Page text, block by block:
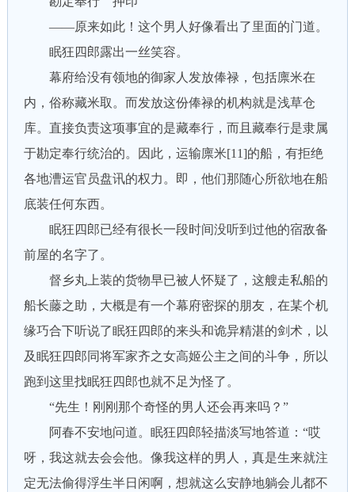
——原来如此！这个男人好像看出了里面的门道。
眠狂四郎露出一丝笑容。
幕府给没有领地的御家人发放俸禄，包括廪米在
内，俗称藏米取。而发放这份俸禄的机构就是浅草仓
库。直接负责这项事宜的是藏奉行，而且藏奉行是隶属
于勘定奉行统治的。因此，运输廪米[11]的船，有拒绝
各地漕运官员盘讯的权力。即，他们那随心所欲地在船
底装任何东西。
眠狂四郎已经有很长一段时间没听到过他的宿敌备
前屋的名字了。
督乡丸上装的货物早已被人怀疑了，这艘走私船的
船长藤之助，大概是有一个幕府密探的朋友，在某个机
缘巧合下听说了眠狂四郎的来头和诡异精湛的剑术，以
及眠狂四郎同将军家齐之女高姬公主之间的斗争，所以
跑到这里找眠狂四郎也就不足为怪了。
“先生！刚刚那个奇怪的男人还会再来吗？”
阿春不安地问道。眠狂四郎轻描淡写地答道：“哎
呀，我这就去会会他。像我这样的男人，真是生来就注
定无法偷得浮生半日闲啊，想就这么安静地躺会儿都不